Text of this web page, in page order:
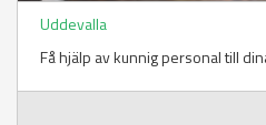
Uddevalla
Få hjälp av kunnig personal till